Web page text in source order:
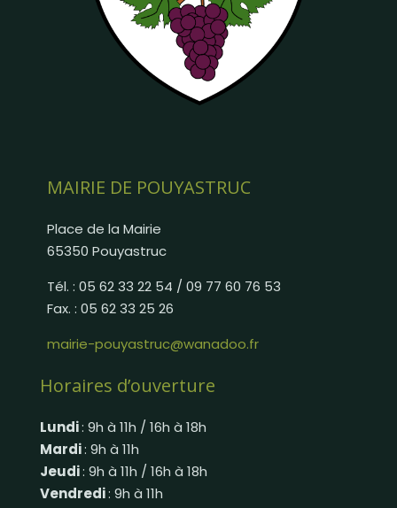
MAIRIE DE POUYASTRUC
Place de la Mairie
65350 Pouyastruc
Tél. : 05 62 33 22 54 / 09 77 60 76 53
Fax. : 05 62 33 25 26
mairie-pouyastruc@wanadoo.fr
Horaires d’ouverture
Lundi: 9h à 11h / 16h à 18h
Mardi: 9h à 11h
Jeudi: 9h à 11h / 16h à 18h
Vendredi: 9h à 11h